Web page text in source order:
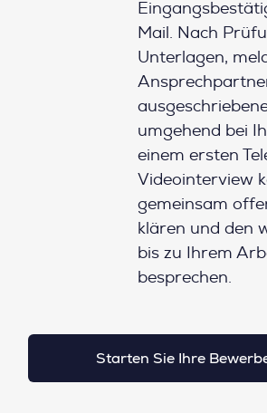
Mail. Nach
Unterlagen,
umgehend bei
einem ersten
Videointerview
gemeinsam
klären und den
bis zu Ihrem
besprechen.
Starten Sie Ihre